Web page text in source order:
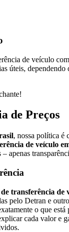
de veículo
úteis,
de Preços
, nossa política é
de veículo
– apenas
transferência de
pelo Detran e
o que
cada valor e